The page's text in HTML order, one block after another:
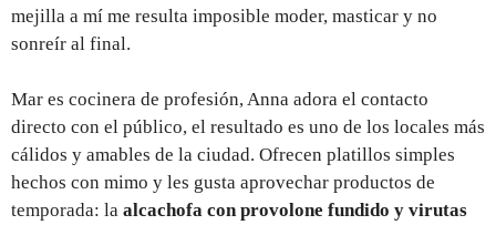
mejilla a mí me resulta imposible moder, masticar y no
sonreír al final.
Mar es cocinera de profesión, Anna adora el contacto
directo con el público, el resultado es uno de los locales más
cálidos y amables de la ciudad. Ofrecen platillos simples
hechos con mimo y les gusta aprovechar productos de
temporada: la alcachofa con provolone fundido y virutas